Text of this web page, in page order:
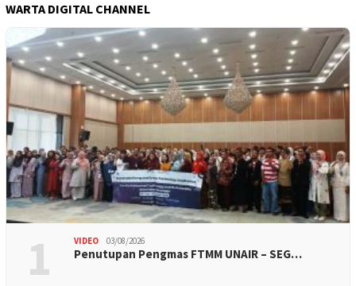
WARTA DIGITAL CHANNEL
1 VIDEO 03/08/2026
Penutupan Pengmas FTMM UNAIR – SEG…